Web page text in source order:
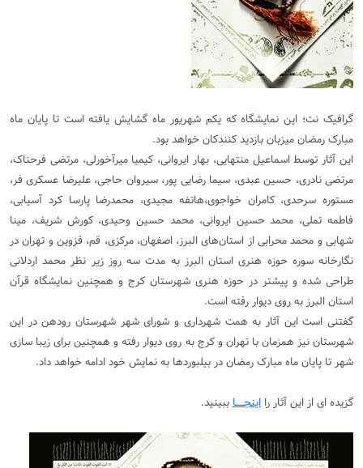
گرافیک نت؛ این نمایشگاه که یکم شهریور ماه گشایش یافته است تا پایان ماه
مبارک رمضان میزبان بازدید کنندکان خواهد بود.
این آثار توسط اسماعیل منتهایی، بهار ایروانی، کیمیا میرآخورلی، مرتضی فرحناک،
مرتضی نادری، حسین عبدی، سیما رضایی پور، سیروان حاجی، علیرضا عسکری فر،
مستوره سرحدی، کامران خواجوی،هاتفه مجیدی، محمدرضا پارسا کرد آسیابی،
فاطمه تملی، محمد حسین ایروانی، محمد حسین وحیدی، کورش شریف، مینا
شهابی و محمد محرابی از استان‌های البرز، اصفهان، مرکزی، قم، قزوین و تهران در
نگارخانه سوره حوزه هنری استان البرز به مدت سه روز زیر نظر محمد اردلانی
طراحی شده و پیشتر در حوزه هنری شهرستان کرج و همچنین نمایشگاه قرآن
استان البرز به روی دیوار رفته است.
گفتنی است این آثار به همت شهرداری و شورای شهر شهرستان رودهن در این
شهرستان نیز همزمان با تهران و کرج به روی دیوار رفته و همچنین برای زیبا سازی
شهر تا پایان ماه مبارک رمضان در بیلبوردها به نمایش خود ادامه خواهد داد.
گزیده ای از این آثار را اینجـــــاببینید.